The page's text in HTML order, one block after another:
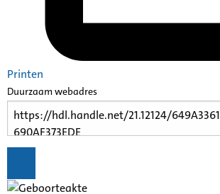
Printen
Duurzaam webadres